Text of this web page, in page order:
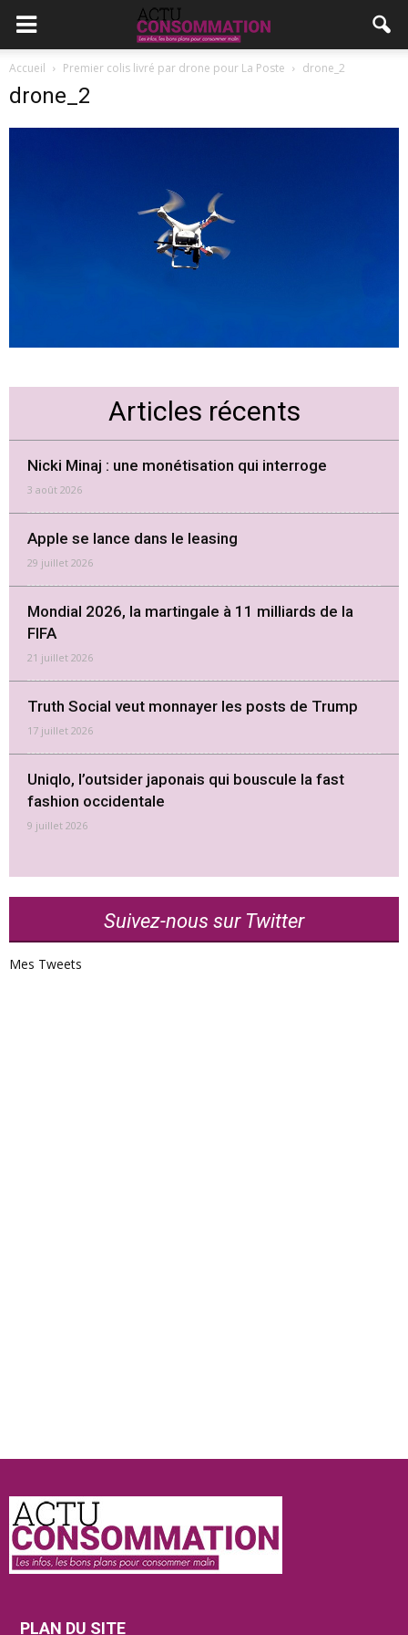
Accueil Premier colis livré par drone pour La Poste drone_2
drone_2
Articles récents
Nicki Minaj : une monétisation qui interroge
3 août 2026
Apple se lance dans le leasing
29 juillet 2026
Mondial 2026, la martingale à 11 milliards de la
FIFA
21 juillet 2026
Truth Social veut monnayer les posts de Trump
17 juillet 2026
Uniqlo, l’outsider japonais qui bouscule la fast
fashion occidentale
9 juillet 2026
Suivez-nous sur Twitter
Mes Tweets
PLAN DU SITE